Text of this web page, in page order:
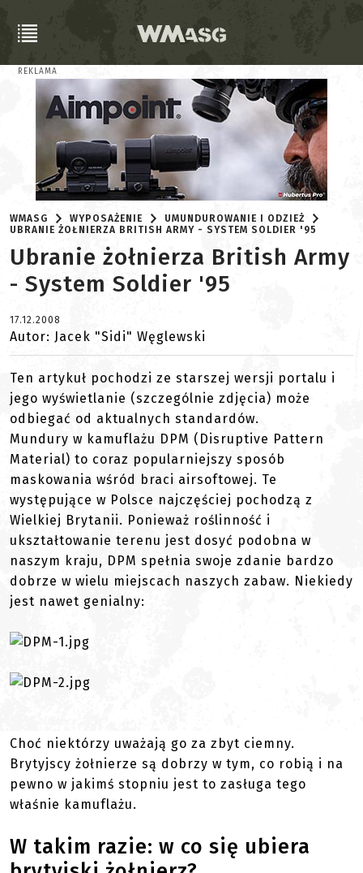
REKLAMA
WMASG WYPOSAŻENIE
UMUNDUROWANIE I ODZIEŻ
UBRANIE ŻOŁNIERZA BRITISH ARMY - SYSTEM SOLDIER '95
Ubranie żołnierza British Army
- System Soldier '95
17.12.2008
Autor: Jacek "Sidi" Węglewski
Ten artykuł pochodzi ze starszej wersji portalu i
jego wyświetlanie (szczególnie zdjęcia) może
odbiegać od aktualnych standardów.
Mundury w kamuflażu DPM (Disruptive Pattern
Material) to coraz popularniejszy sposób
maskowania wśród braci airsoftowej. Te
występujące w Polsce najczęściej pochodzą z
Wielkiej Brytanii. Ponieważ roślinność i
ukształtowanie terenu jest dosyć podobna w
naszym kraju, DPM spełnia swoje zdanie bardzo
dobrze w wielu miejscach naszych zabaw. Niekiedy
jest nawet genialny:
Choć niektórzy uważają go za zbyt ciemny.
Brytyjscy żołnierze są dobrzy w tym, co robią i na
pewno w jakimś stopniu jest to zasługa tego
właśnie kamuflażu.
W takim razie: w co się ubiera